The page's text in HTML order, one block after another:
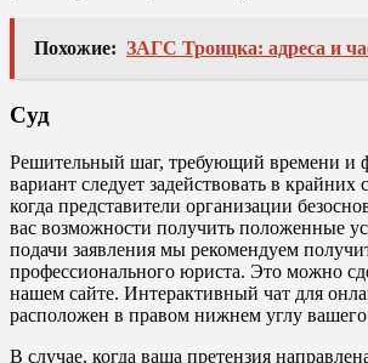
Похожие: ЗАГС Троицка: адреса и
Суд
Решительный шаг, требующий времени и
вариант следует задействовать в крайних
когда представители организации
вас возможности получить положенные
подачи заявления мы рекомендуем
профессионального юриста. Это можно
нашем сайте. Интерактивный чат для
расположен в правом нижнем углу вашего
В случае, когда ваша претензия